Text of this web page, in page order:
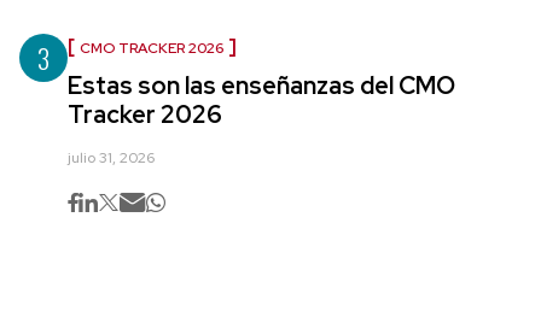
3 CMO TRACKER 2026
Estas son las enseñanzas del CMO
Tracker 2026
julio 31, 2026